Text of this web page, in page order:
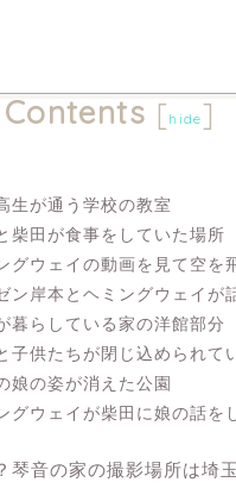
Contents [hide]
生が通う学校の教室
柴田が食事をしていた場所
グウェイの動画を見て空を
ン岸本とヘミングウェイが
暮らしている家の洋館部分
子供たちが閉じ込められて
娘の姿が消えた公園
グウェイが柴田に娘の話を
琴音の家の撮影場所は埼